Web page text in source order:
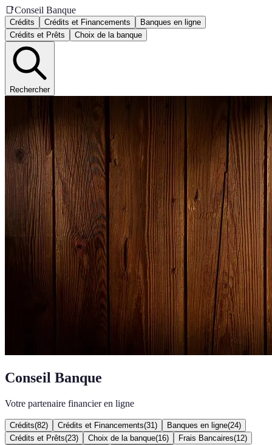
📑Conseil Banque
Crédits Crédits et Financements
Banques en ligne
Crédits et Prêts
Choix de la banque
Rechercher
Conseil Banque
Votre partenaire financier en ligne
Crédits(82) Crédits et Financements(31 ) Banques en ligne(24)
Crédits et Prêts(23) Choix de la banque(16) Frais Bancaires(12)